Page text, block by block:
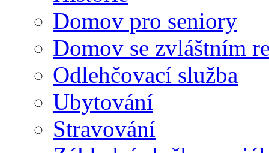
Domov pro seniory
Domov se zvláštním
Odlehčovací služba
Ubytování
Stravování